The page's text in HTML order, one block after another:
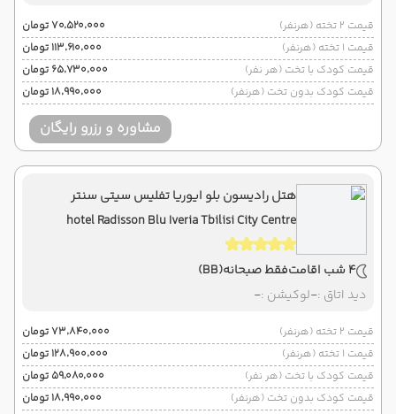
قیمت 2 تخته (هرنفر)
۷۰٬۵۲۰٬۰۰۰ تومان
قیمت 1 تخته (هرنفر)
۱۱۳٬۶۱۰٬۰۰۰ تومان
قیمت کودک با تخت (هر نفر)
۶۵٬۷۳۰٬۰۰۰ تومان
قیمت کودک بدون تخت (هرنفر)
۱۸٬۹۹۰٬۰۰۰ تومان
مشاوره و رزرو رایگان
هتل رادیسون بلو ایوریا تفلیس سیتی سنتر
hotel Radisson Blu Iveria Tbilisi City Centre
4 شب اقامت فقط صبحانه(BB)
دید اتاق :-لوکیشن :-
قیمت 2 تخته (هرنفر)
۷۳٬۸۴۰٬۰۰۰ تومان
قیمت 1 تخته (هرنفر)
۱۲۸٬۹۰۰٬۰۰۰ تومان
قیمت کودک با تخت (هر نفر)
۵۹٬۰۸۰٬۰۰۰ تومان
قیمت کودک بدون تخت (هرنفر)
۱۸٬۹۹۰٬۰۰۰ تومان